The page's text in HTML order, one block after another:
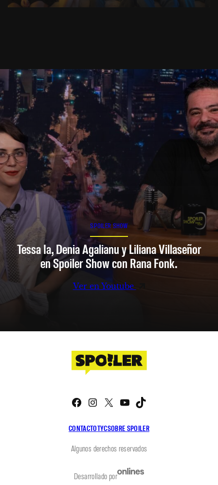
SPOILER SHOW
Tessa Ia, Denia Agalianu y Liliana Villaseñor
en Spoiler Show con Rana Fonk.
Ver en Youtube
CONTACTOTYCSOBRE SPOILER
Facebook
Instagram
X YouTube
Algunos derechos reservados
Desarrollado por